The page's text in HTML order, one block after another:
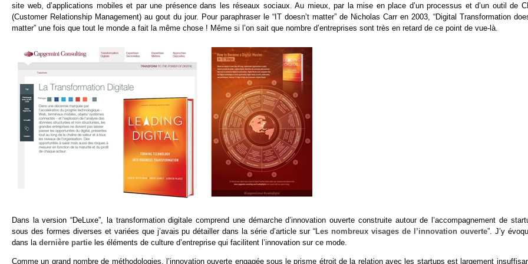
site web, d’applications mobiles et par une présence dans les réseaux sociaux. Au mieux, par la mise en place d’un processus et d’un outil de
(Customer Relationship Management) au gout du jour. Pour paraphraser le “IT doesn’t matter” de Nicholas Carr en 2003, “Digital Transformation
matter” une fois que tout le monde a fait la même chose ! Même si l’on sait que nombre d’entreprises sont très en retard de ce point de vue-là.
Dans la version “DeLuxe”, la transformation digitale comprend une démarche d’innovation ouverte construite autour de l’accompagnement de
sous des formes diverses et variées que j’avais pu détailler dans la série d’article sur “Les nombreux visages de l’innovation ouverte”. J’y
dans la dernière partie les éléments de culture d’entreprise qui facilitent l’innovation sur ce mode.
Comme un grand nombre de méthodologies, l’innovation ouverte engagée sous le prisme étroit de la relation avec les startups est largement